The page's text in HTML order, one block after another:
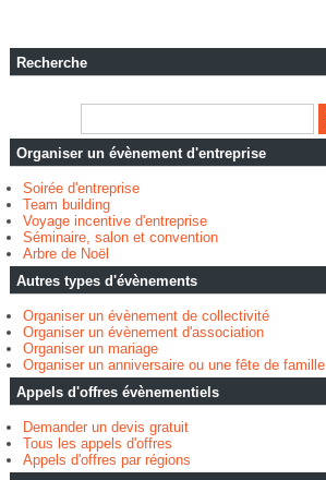
Recherche
Organiser un évènement d'entreprise
Soirée d'entreprise
Team building
Voyage incentive d'entreprise
Séminaire, salon et convention
Arbre de Noël
Autres types d'évènements
Organiser un évènement de collectivité
Organiser un évènement d'association
Organiser un mariage
Organiser un anniversaire ou une fête de famille
Appels d'offres évènementiels
Demander un devis gratuit
Tous les appels d'offres
Appels d'offres par régions